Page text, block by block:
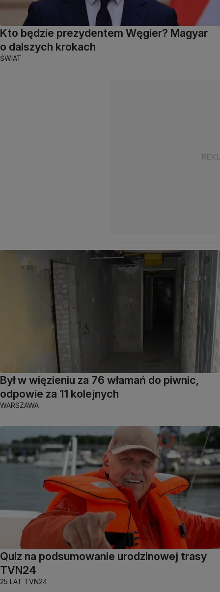
Kto będzie prezydentem Węgier? Magyar
o dalszych krokach
ŚWIAT
Był w więzieniu za 76 włamań do piwnic,
odpowie za 11 kolejnych
WARSZAWA
Quiz na podsumowanie urodzinowej trasy
TVN24
25 LAT TVN24